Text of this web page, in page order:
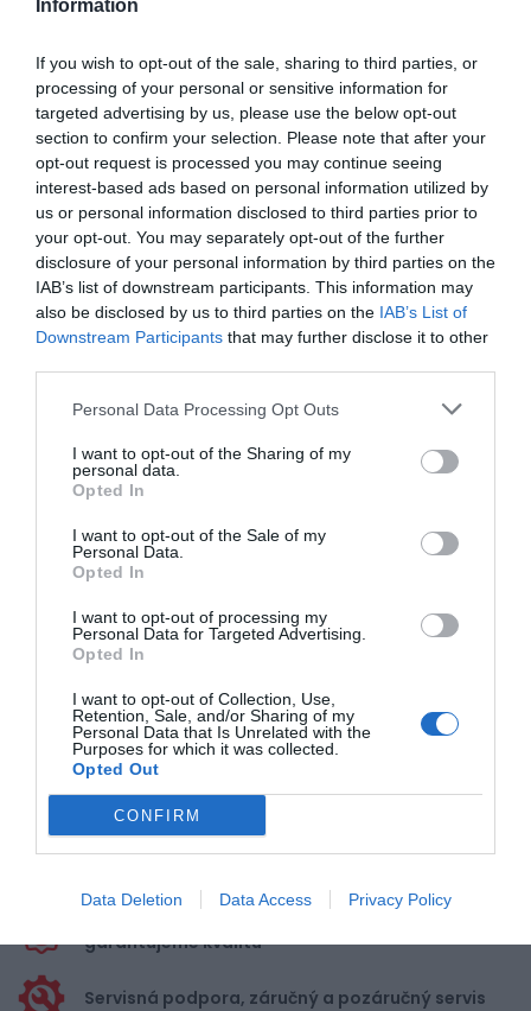
Information
If you wish to opt-out of the sale, sharing to third parties, or
processing of your personal or sensitive information for
targeted advertising by us, please use the below opt-out
section to confirm your selection. Please note that after your
opt-out request is processed you may continue seeing
interest-based ads based on personal information utilized by
us or personal information disclosed to third parties prior to
your opt-out. You may separately opt-out of the further
disclosure of your personal information by third parties on the
IAB’s list of downstream participants. This information may
also be disclosed by us to third parties on the IAB’s List of
Downstream Participants that may further disclose it to other
Personal Data Processing Opt Outs
I want to opt-out of the Sharing of my
personal data.
Opted In
I want to opt-out of the Sale of my
Personal Data.
Opted In
I want to opt-out of processing my
Personal Data for Targeted Advertising.
Opted In
I want to opt-out of Collection, Use,
Retention, Sale, and/or Sharing of my
Personal Data that Is Unrelated with the
Purposes for which it was collected.
Opted Out
CONFIRM
Data Deletion Data Access Privacy Policy
kontrol zaručuje najvyššiu kvalitu týchto kolies.
0.0
0% zákazníkov odporúča produkt
Pre pridanie recenzie sa musíte
prihlásiť
Doprava zadarmo pri
nákupe nad 100,00 €
Bezpečná platba
garantujeme kvalitu
Servisná podpora, záručný a pozáručný servis